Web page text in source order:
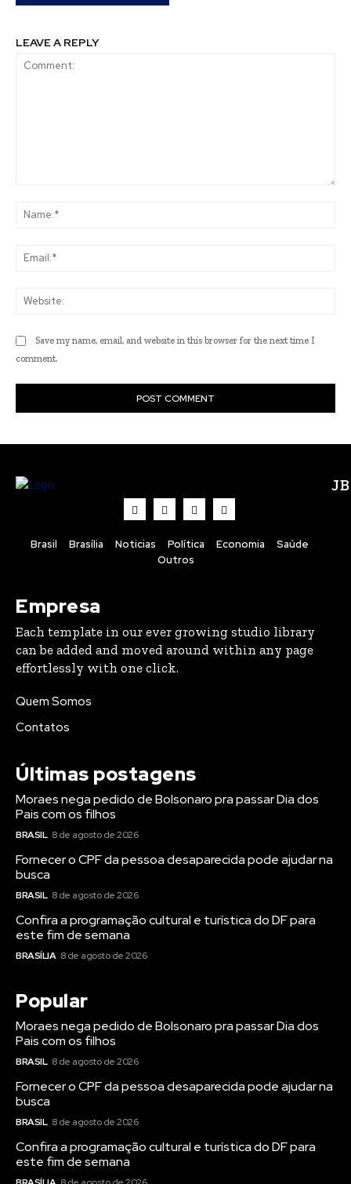
LEAVE A REPLY
Save my name, email, and website in this browser for the next time I
comment.
Brasil Brasília Noticias Política Economia
Saúde
Outros
Empresa
Each template in our ever growing studio library
can be added and moved around within any page
effortlessly with one click.
Quem Somos
Contatos
Últimas postagens
Moraes nega pedido de Bolsonaro pra passar Dia dos
Pais com os filhos
BRASIL 8 de agosto de 2026
Fornecer o CPF da pessoa desaparecida pode ajudar na
busca
BRASIL 8 de agosto de 2026
Confira a programação cultural e turística do DF para
este fim de semana
BRASÍLIA 8 de agosto de 2026
Popular
Moraes nega pedido de Bolsonaro pra passar Dia dos
Pais com os filhos
BRASIL 8 de agosto de 2026
Fornecer o CPF da pessoa desaparecida pode ajudar na
busca
BRASIL 8 de agosto de 2026
Confira a programação cultural e turística do DF para
este fim de semana